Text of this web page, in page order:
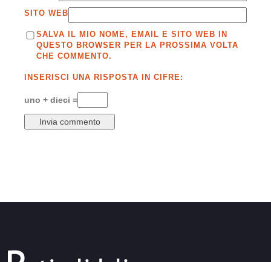
SITO WEB
SALVA IL MIO NOME, EMAIL E SITO WEB IN
QUESTO BROWSER PER LA PROSSIMA VOLTA
CHE COMMENTO.
INSERISCI UNA RISPOSTA IN CIFRE:
uno + dieci =